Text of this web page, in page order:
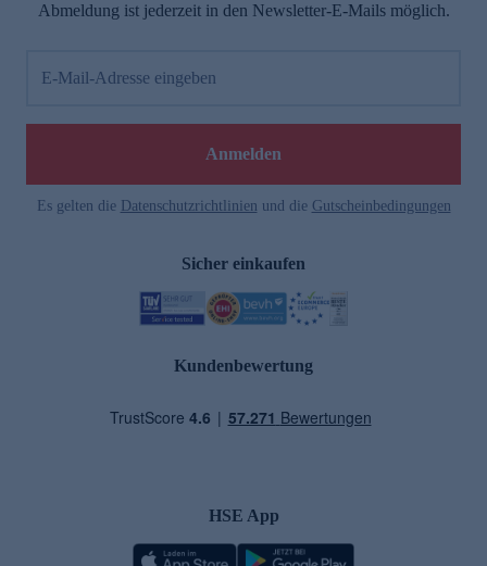
Abmeldung ist jederzeit in den Newsletter-E-Mails möglich.
E-Mail-Adresse eingeben
Anmelden
Es gelten die Datenschutzrichtlinien und die Gutscheinbedingungen
Sicher einkaufen
Kundenbewertung
HSE App